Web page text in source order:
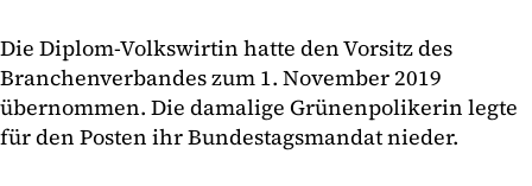
Die Diplom-Volkswirtin hatte den Vorsitz des
Branchenverbandes zum 1. November 2019
übernommen. Die damalige Grünenpolikerin legte
für den Posten ihr Bundestagsmandat nieder.